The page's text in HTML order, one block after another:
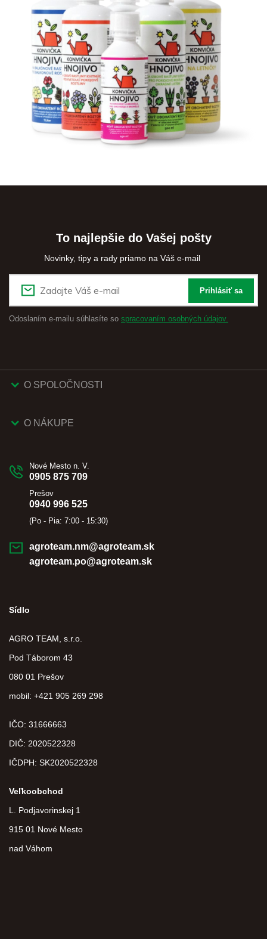
To najlepšie do Vašej pošty
Novinky, tipy a rady priamo na Váš e-mail
Prihlásiť sa
Odoslaním e-mailu súhlasíte so spracovaním osobných údajov.
O SPOLOČNOSTI
O NÁKUPE
Nové Mesto n. V.
0905 875 709
Prešov
0940 996 525
(Po - Pia: 7:00 - 15:30)
agroteam.nm@agroteam.sk
agroteam.po@agroteam.sk
Sídlo
AGRO TEAM, s.r.o.
Pod Táborom 43
080 01 Prešov
mobil: +421 905 269 298
IČO: 31666663
DIČ: 2020522328
IČDPH: SK2020522328
Veľkoobchod
L. Podjavorinskej 1
915 01 Nové Mesto
nad Váhom